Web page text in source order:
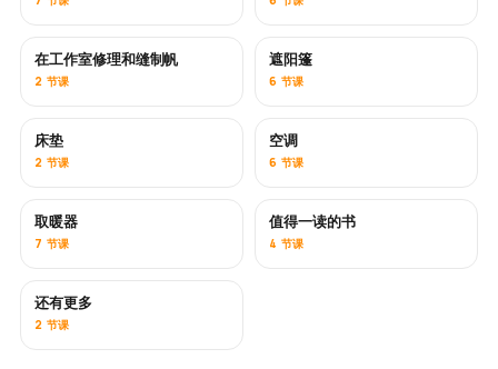
即将推出
在工作室修理和缝制帆
2 节课
遮阳篷
6 节课
床垫
2 节课
即将推出
空调
6 节课
即将推出
取暖器
7 节课
即将推出
值得一读的书
4 节课
即将推出
还有更多
2 节课